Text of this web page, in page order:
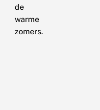
de
warme
zomers.